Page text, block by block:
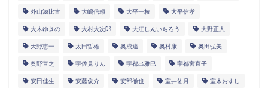
外山滋比古 大嶋信頼 大平一枝 大平信孝
大木ゆきの 大村大次郎 大江しんいちろう 大野正人
天野恵一 太田哲雄 奥成達 奥村康 奥田弘美
奥野宣之 宇佐見りん 宇都出雅巳 宇都宮直子
安田佳生 安藤俊介 安部徹也 室井佑月 室木おすし